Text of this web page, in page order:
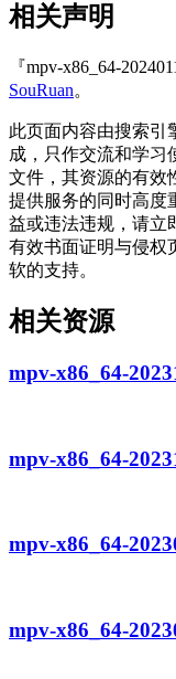
相关声明
『mpv-x86_64-
SouRuan。
此页面内容由搜索引
成，只作交流和学习
文件，其资源的有效
提供服务的同时高度
益或违法违规，请立
有效书面证明与侵权
软的支持。
相关资源
mpv-x86_64-
mpv-x86_64-
mpv-x86_64-
mpv-x86_64-